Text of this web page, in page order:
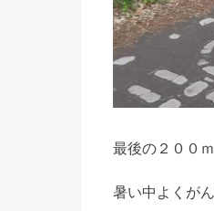
最後の２００
暑い中よくが